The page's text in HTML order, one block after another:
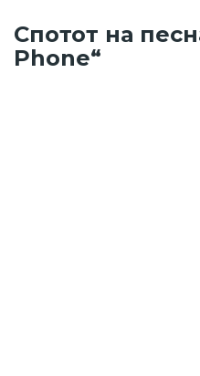
Спотот на
Phone“